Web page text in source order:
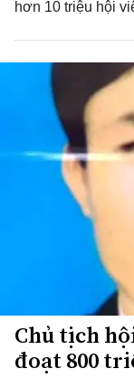
hơn 10 triệu hội
Chủ tịch
đoạt 800